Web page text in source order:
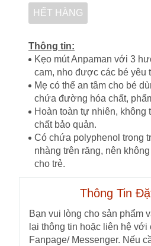
HẾT HÀNG
Thông tin:
Kẹo mút Anpaman với 3
cam, nho được các bé yêu
Mẹ có thể an tâm cho bé
chứa đường hóa chất,
Hoàn toàn tự nhiên, không
chất bảo quản.
Có chứa polyphenol trong
nhàng trên răng, nên
cho trẻ.
Thông Tin
Bạn vui lòng cho sản phẩm
lại thông tin hoặc liên hệ với
Fanpage/ Messenger. Nếu